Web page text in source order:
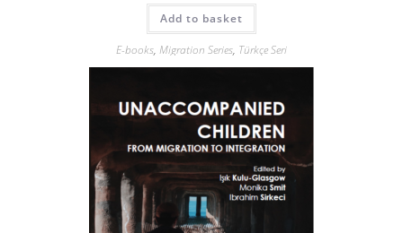
Add to basket
E-books, Migration Series, Türkçe Seri